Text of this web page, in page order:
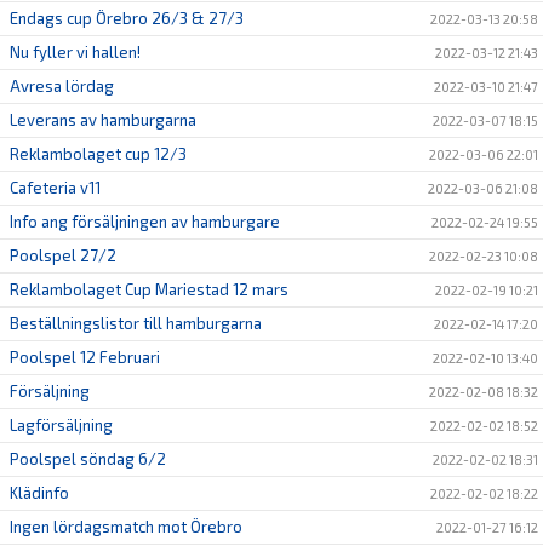
Endags cup Örebro 26/3 & 27/3 2022-03-13 20:58
Nu fyller vi hallen! 2022-03-12 21:43
Avresa lördag 2022-03-10 21:47
Leverans av hamburgarna 2022-03-07 18:15
Reklambolaget cup 12/3 2022-03-06 22:01
Cafeteria v11 2022-03-06 21:08
Info ang försäljningen av hamburgare 2022-02-24 19:55
Poolspel 27/2 2022-02-23 10:08
Reklambolaget Cup Mariestad 12 mars 2022-02-19 10:21
Beställningslistor till hamburgarna 2022-02-14 17:20
Poolspel 12 Februari 2022-02-10 13:40
Försäljning 2022-02-08 18:32
Lagförsäljning 2022-02-02 18:52
Poolspel söndag 6/2 2022-02-02 18:31
Klädinfo 2022-02-02 18:22
Ingen lördagsmatch mot Örebro 2022-01-27 16:12